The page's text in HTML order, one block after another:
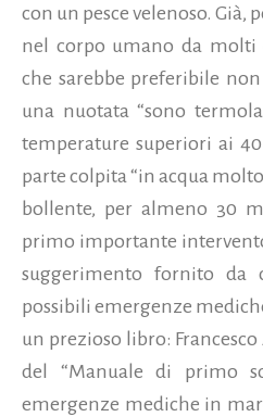
con un pesce velenoso. Già,
nel corpo umano da
che sarebbe preferibile
una nuotata “sono
temperature superiori ai
parte colpita “in acqua
bollente, per almeno 30
primo importante
suggerimento fornito da
possibili emergenze
un prezioso libro:
del “Manuale di primo
emergenze mediche in